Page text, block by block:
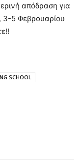
απόδραση για
3-5 Φεβρουαρίου
SCHOOL